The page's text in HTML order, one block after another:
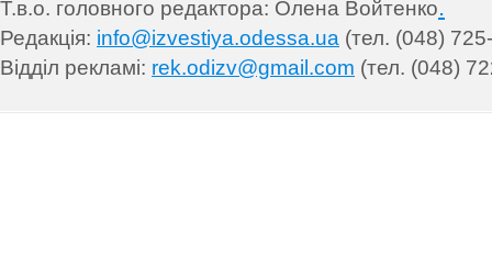
Т.в.о. головного редактора: Олена Войтенко.
Редакція: info@izvestiya.odessa.ua (тел. (048)
Відділ рекламі: rek.odizv@gmail.com (тел. (048)